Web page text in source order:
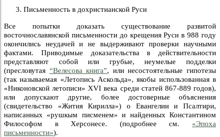
Письменность в дохристианской Руси
Все попытки доказать существование развитой
восточнославянской письменности до крещения Руси в 988 году
окончились неудачей и не выдерживают проверки научными
фактами. Приводимые доказательства в действительности
представляют собой или грубые, неумелые подделки
(пресловутая “Велесова книга”, или несостоятельные гипотезы
(так называемая «Летопись Аскольда», якобы использованная в
«Никоновской летописи» XVI века среди статей 867-889 годов),
или допускают другие, более достоверные объяснения
(свидетельство «Жития Кирилла») о Евангелии и Псалтири,
написанных «рушкым писменем» и найденных Константином
Философом в Херсонесе. (подробнее см. «Эпоха
письменности»).